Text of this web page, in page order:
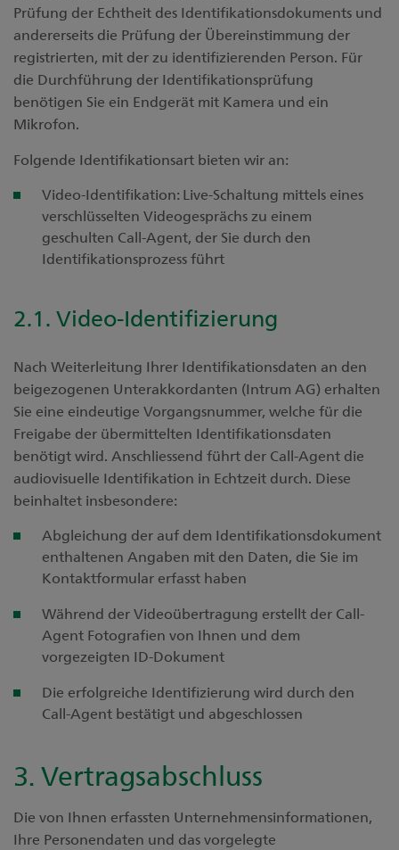
Prüfung der Echtheit des Identifikationsdokuments und
andererseits die Prüfung der Übereinstimmung der
registrierten, mit der zu identifizierenden Person. Für
die Durchführung der Identifikationsprüfung
benötigen Sie ein Endgerät mit Kamera und ein
Mikrofon.
Folgende Identifikationsart bieten wir an:
Video-Identifikation: Live-Schaltung mittels eines
verschlüsselten Videogesprächs zu einem
geschulten Call-Agent, der Sie durch den
Identifikationsprozess führt
2.1. Video-Identifizierung
Nach Weiterleitung Ihrer Identifikationsdaten an den
beigezogenen Unterakkordanten (Intrum AG) erhalten
Sie eine eindeutige Vorgangsnummer, welche für die
Freigabe der übermittelten Identifikationsdaten
benötigt wird. Anschliessend führt der Call-Agent die
audiovisuelle Identifikation in Echtzeit durch. Diese
beinhaltet insbesondere:
Abgleichung der auf dem Identifikationsdokument
enthaltenen Angaben mit den Daten, die Sie im
Kontaktformular erfasst haben
Während der Videoübertragung erstellt der Call-
Agent Fotografien von Ihnen und dem
vorgezeigten ID-Dokument
Die erfolgreiche Identifizierung wird durch den
Call-Agent bestätigt und abgeschlossen
3. Vertragsabschluss
Die von Ihnen erfassten Unternehmensinformationen,
Ihre Personendaten und das vorgelegte